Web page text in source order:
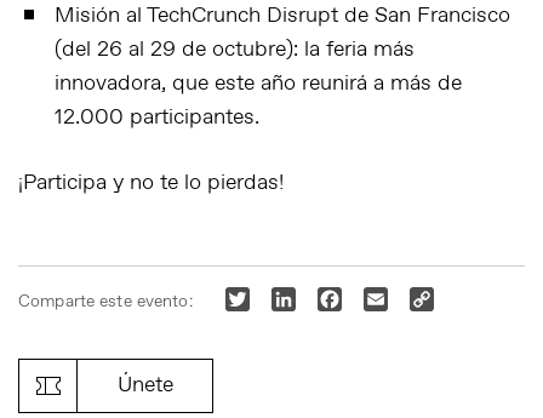
Misión al TechCrunch Disrupt de San Francisco
(del 26 al 29 de octubre): la feria más
innovadora, que este año reunirá a más de
12.000 participantes.
¡Participa y no te lo pierdas!
Comparte este evento: Twitter LinkedInFacebook
Email
Únete